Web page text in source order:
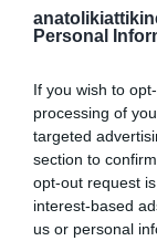
Personal
If you wish to
processing of
targeted
section to
opt-out request
interest-based
us or personal